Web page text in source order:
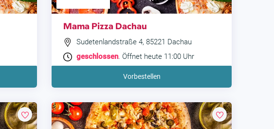
Mama Pizza Dachau
Sudetenlandstraße 4, 85221 Dachau
geschlossen. Öffnet heute 11:00 Uhr
Vorbestellen